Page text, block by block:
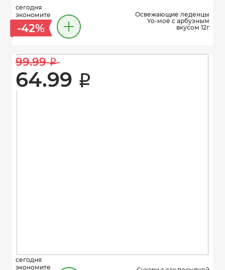
сегодня
экономите
-42%
Освежающие леденцы
Yo-моё с арбузным
вкусом 12г
99.99 i
64.99 i
сегодня
экономите